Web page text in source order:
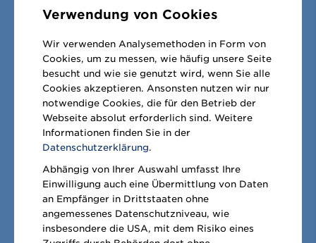
Kundenumsatzanteil
66
Eigenmarkenumsatzanteil 17
Warenverfügbarkeit 95
FSD-Umsatzanteil 17
Digitaler Umsatzanteil 6
Download .xls
Mittelfristambition 2020/21
Verwendung von Cookies
Wir verwenden Analysemethoden in Form von
Cookies, um zu messen, wie häufig unsere Seite
besucht und wie sie genutzt wird, wenn Sie alle
Cookies akzeptieren. Ansonsten nutzen wir nur
notwendige Cookies, die für den Betrieb der
Webseite absolut erforderlich sind. Weitere
Informationen finden Sie in der
Datenschutzerklärung.
Abhängig von Ihrer Auswahl umfasst Ihre
Einwilligung auch eine Übermittlung von Daten
an Empfänger in Drittstaaten ohne
angemessenes Datenschutzniveau, wie
insbesondere die USA, mit dem Risiko eines